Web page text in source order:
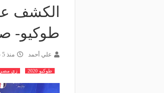
الكشف
طوكيو-
علي أحمد منذ 5 سنوات
طوكيو 2020 زي مصر